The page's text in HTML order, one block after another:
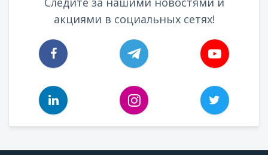
акциями в социальных сетях!